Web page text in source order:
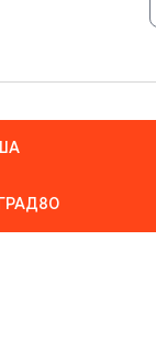
Музей